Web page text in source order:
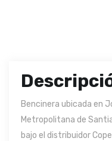
Bencinera ubicada en
Metropolitana de
bajo el distribuidor